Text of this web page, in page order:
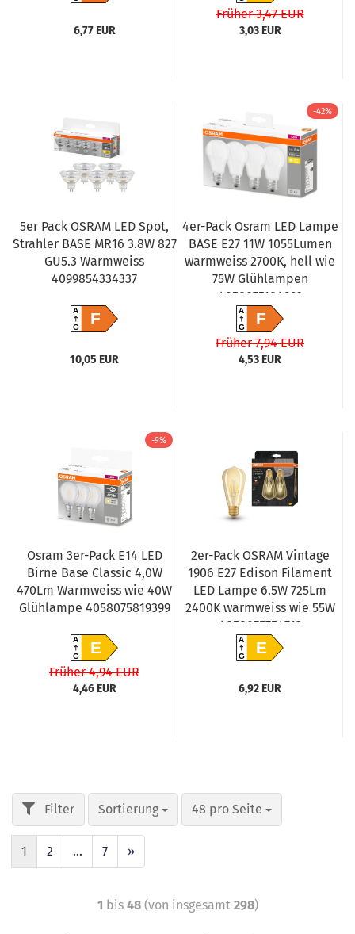
6,77 EUR
Früher 3,47 EUR
3,03 EUR
5er Pack OSRAM LED Spot,
Strahler BASE MR16 3.8W 827
GU5.3 Warmweiss
4099854334337
A
GF
10,05 EUR
-42%
4er-Pack Osram LED Lampe
BASE E27 11W 1055Lumen
warmweiss 2700K, hell wie
75W Glühlampen
4058075184992
A
GF
Früher 7,94 EUR
4,53 EUR
-9%
Osram 3er-Pack E14 LED
Birne Base Classic 4,0W
470Lm Warmweiss wie 40W
Glühlampe 4058075819399
A
GE
Früher 4,94 EUR
4,46 EUR
2er-Pack OSRAM Vintage
1906 E27 Edison Filament
LED Lampe 6.5W 725Lm
2400K warmweiss wie 55W
4058075754713
A
GE
6,92 EUR
Sortierung 48 pro Seite
1 2 ... 7 »
1 bis 48(von insgesamt 298)